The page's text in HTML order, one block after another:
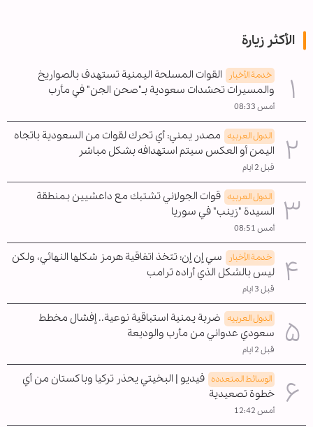
الأكثر زيارة
خدمة الأخبار
القوات المسلحة اليمنية تستهدف بالصواريخ
والمسيرات تحشدات سعودية بـ"صحن الجن" في مأرب
أمس 08:33
الدول العربیه مصدر يمني: أي تحرك لقوات من السعودية باتجاه
اليمن أو العكس سيتم استهدافه بشكل مباشر
قبل 2 ايام
الدول العربیه قوات الجولاني تشتبك مع داعشيين بمنطقة
السيدة "زينب" في سوريا
أمس 08:51
خدمة الأخبار
سي إن إن: تتخذ اتفاقية هرمز شكلها النهائي، ولكن
ليس بالشكل الذي أراده ترامب
قبل 3 ايام
الدول العربیه ضربة يمنية استباقية نوعية.. إفشال مخطط
سعودي عدواني من مأرب والوديعة
قبل 2 ايام
الوسائط المتعدده فيديو | البخيتي يحذر تركيا وباكستان من أي
خطوة تصعيدية
أمس 12:42